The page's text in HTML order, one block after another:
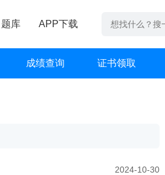
题库 APP下载
成绩查询 证书领取
2024-10-30